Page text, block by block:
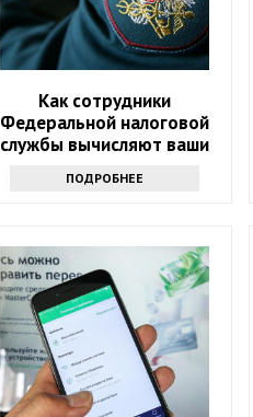
Как сотрудники
Федеральной налоговой
службы вычисляют ваши
ПОДРОБНЕЕ